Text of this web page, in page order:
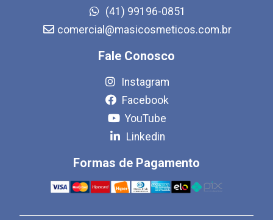
(41) 99196-0851
comercial@masicosmeticos.com.br
Fale Conosco
Instagram
Facebook
YouTube
Linkedin
Formas de Pagamento